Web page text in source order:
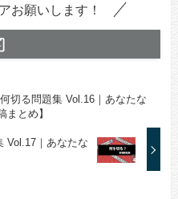
お願いします！
切る問題集 Vol.16｜あなたな
まとめ】
Vol.17｜あなたな